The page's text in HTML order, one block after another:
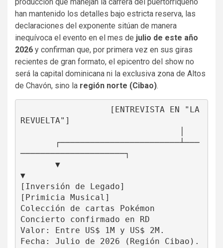
han mantenido los detalles bajo estricta reserva, las
declaraciones del exponente sitúan de manera
inequívoca el evento en el mes de julio de este año
2026 y confirman que, por primera vez en sus giras
recientes de gran formato, el epicentro del show no
será la capital dominicana ni la exclusiva zona de Altos
de Chavón, sino la región norte (Cibao).
REVUELTA"]
─────────────────────┐
▼
[Inversión de Legado]
[Primicia Musical]
Colección de cartas Pokémon
Concierto confirmado en RD
Valor: Entre US$ 1M y US$ 2M.